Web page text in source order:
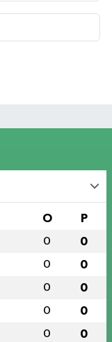
O P
0 0
0 0
0 0
0 0
0 0